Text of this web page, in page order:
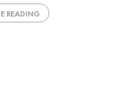
READING